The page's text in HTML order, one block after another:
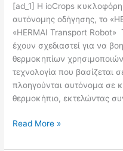
[ad_1] Η ioCrops
αυτόνομης οδήγησης, το
«HERMAI Transport Robot»
έχουν σχεδιαστεί για να
θερμοκηπίων
τεχνολογία που βασίζεται
πλοηγούνται αυτόνομα σε
θερμοκήπιο, εκτελώντας
Read More »